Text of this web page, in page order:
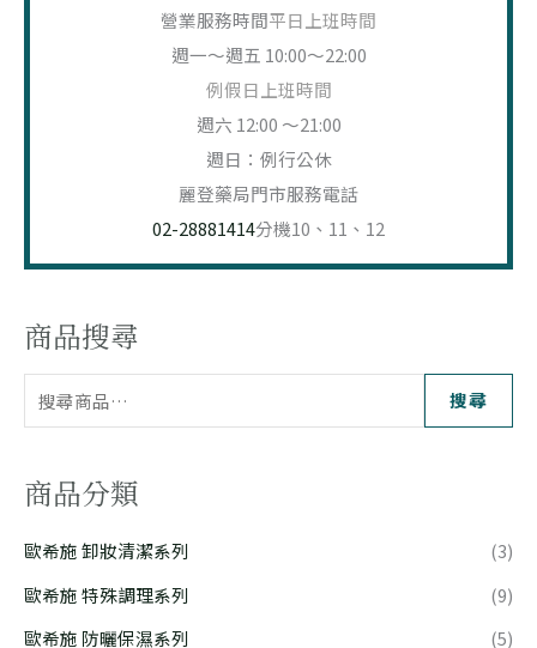
營業服務時間平日上班時間
週一～週五 10:00～22:00
例假日上班時間
週六 12:00 ～21:00
週日：例行公休
麗登藥局門市服務電話
02-28881414分機10、11、12
商品搜尋
搜尋
商品分類
歐希施 卸妝清潔系列
(3)
歐希施 特殊調理系列
(9)
歐希施 防曬保濕系列
(5)